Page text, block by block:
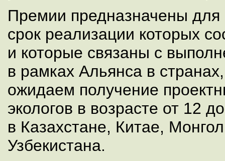
Премии предназначены для
срок реализации которых
и которые связаны с
в рамках Альянса в
ожидаем получение
экологов в возрасте от 12
в Казахстане, Китае,
Узбекистана.